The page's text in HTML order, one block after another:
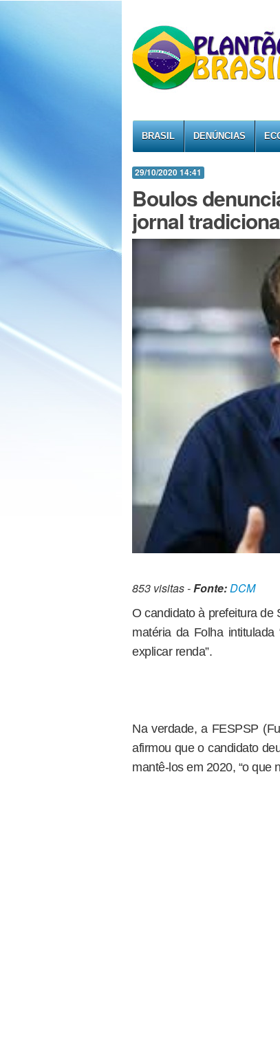
BRASIL DENÚNCIAS
29/10/2020 14:41
Boulos
jornal
853 visitas -Fonte:DCM
O candidato à prefeitura de
matéria da Folha
explicar renda”.
Na verdade, a FESPSP
afirmou que o candidato
mantê-los em 2020, “o que